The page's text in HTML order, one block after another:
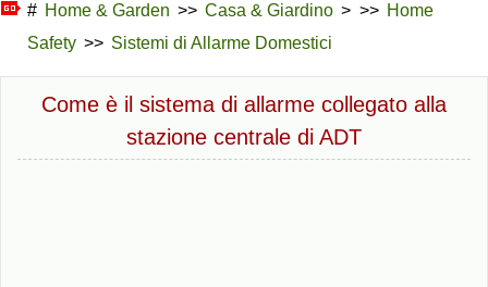
Paesaggistica e Costruzioni Esterne
# Home & Garden >> Casa & Giardino > >> Home
Safety >> Sistemi di Allarme Domestici
Come è il sistema di allarme collegato alla
stazione centrale di ADT